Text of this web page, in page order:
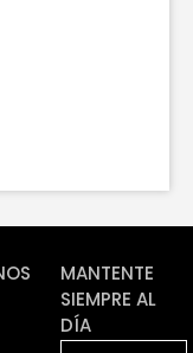
MANTENTE
SIEMPRE AL
DÍA